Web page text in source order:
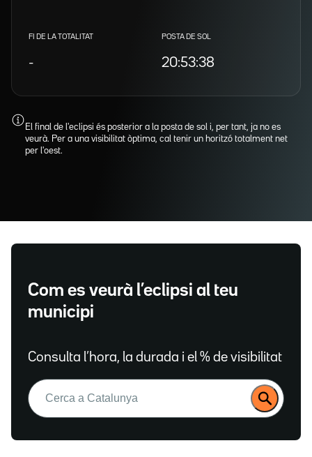
FI DE LA TOTALITAT
-
POSTA DE SOL
20:53:38
El final de l'eclipsi és posterior a la posta de sol i, per tant, ja no es
veurà. Per a una visibilitat òptima, cal tenir un horitzó totalment net
per l'oest.
Com es veurà l’eclipsi al teu
municipi
Consulta l’hora, la durada i el % de visibilitat
Buscar: